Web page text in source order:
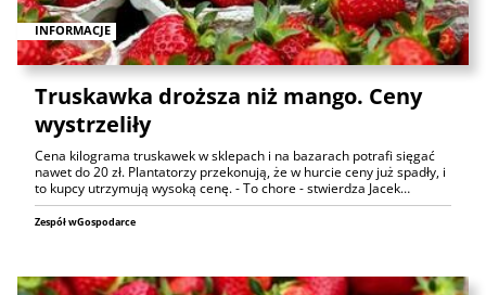
INFORMACJE
Truskawka droższa niż mango. Ceny
wystrzeliły
Cena kilograma truskawek w sklepach i na bazarach potrafi sięgać
nawet do 20 zł. Plantatorzy przekonują, że w hurcie ceny już spadły, i
to kupcy utrzymują wysoką cenę. - To chore - stwierdza Jacek…
Zespół wGospodarce